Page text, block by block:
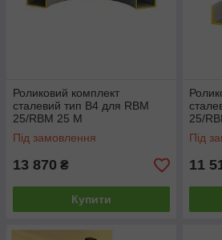
Роликовий комплект
сталевий тип B4 для RBM
25/RBM 25 M
Під замовлення
13 870 ₴
Купити
25/
Під
11